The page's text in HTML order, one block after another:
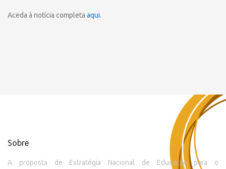
Aceda à notícia completa aqui.
Sobre
A proposta de Estratégia Nacional de Educação para o